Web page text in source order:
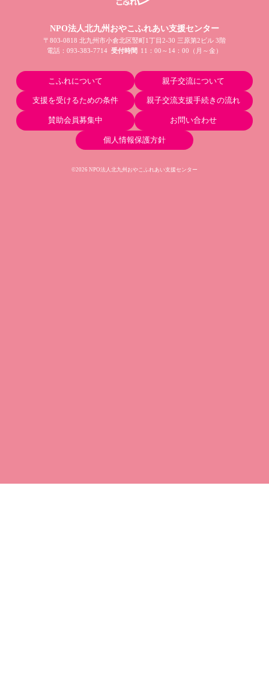
NPO法人北九州おやこふれあい支援センター
〒803-0818 北九州市小倉北区竪町1丁目2-30 三原第2ビル 3階
電話： 093-383-7714 受付時間 11：00～14：00（月～金）
こふれについて 親子交流について
支援を受けるための条件 親子交流支援手続きの流れ
賛助会員募集中 お問い合わせ
個人情報保護方針
©2026 NPO法人北九州おやこふれあい支援センター